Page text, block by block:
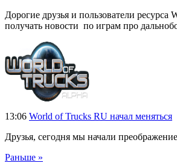
Дорогие друзья и пользователи
получать новости по играм про
13:06 World of Trucks RU начал меняться
Друзья, сегодня мы начали
Раньше »